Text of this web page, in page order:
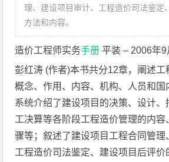
理、建设项目审计、工程造价司法鉴定
方法和内容。
造价工程师实务手册 平装 – 2006年9
彭红涛 (作者)本书共分12章，阐述工
概念、作用、内容、机构、人员和国
系统介绍了建设项目的决策、设计、
工决算等各阶段工程造价管理的内容
骤等；叙述了建设项目工程合同管理
工程造价司法鉴定、建设项目后评价